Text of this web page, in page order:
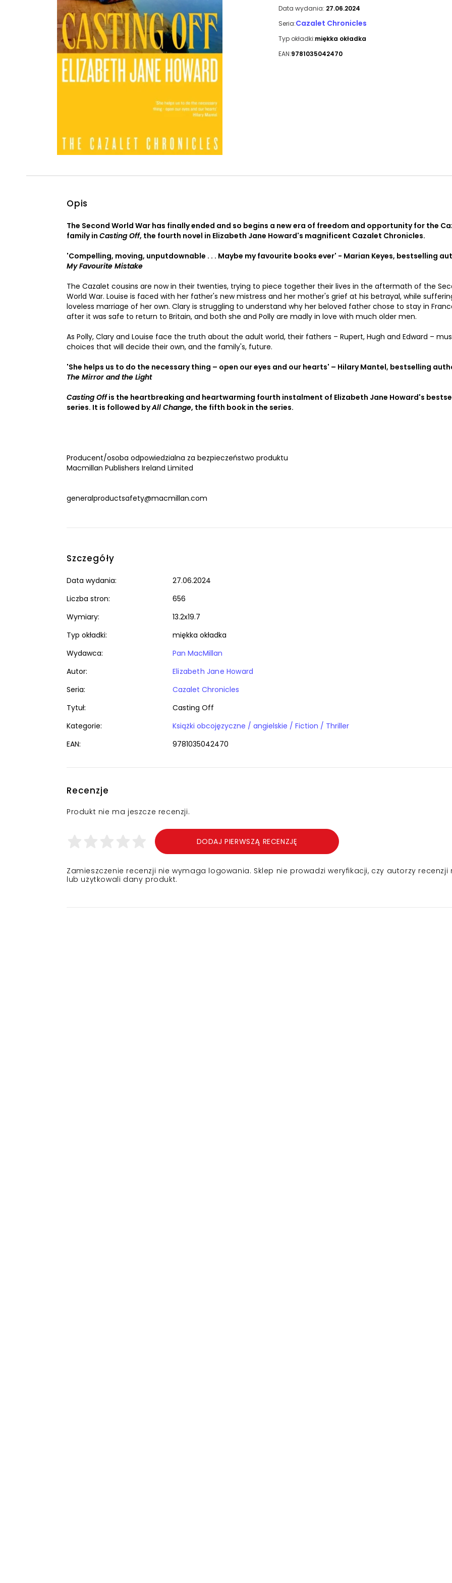
Data wydania: 27.06.2024
Seria:Cazalet Chronicles
Typ okładki:miękka okładka
EAN:9781035042470
Opis
The Second World War has finally ended and so begins a new era of freedom and opportunity for the
family in Casting Off, the fourth novel in Elizabeth Jane Howard's magnificent Cazalet Chronicles.
'Compelling, moving, unputdownable . . . Maybe my favourite books ever' - Marian Keyes, bestselling
My Favourite Mistake
The Cazalet cousins are now in their twenties, trying to piece together their lives in the aftermath of the
World War. Louise is faced with her father's new mistress and her mother's grief at his betrayal, while
loveless marriage of her own. Clary is struggling to understand why her beloved father chose to stay in
after it was safe to return to Britain, and both she and Polly are madly in love with much older men.
As Polly, Clary and Louise face the truth about the adult world, their fathers – Rupert, Hugh and Edward –
choices that will decide their own, and the family's, future.
'She helps us to do the necessary thing – open our eyes and our hearts' – Hilary Mantel, bestselling
The Mirror and the Light
Casting Offis the heartbreaking and heartwarming fourth instalment of Elizabeth Jane Howard's
series. It is followed byAll Change, the fifth book in the series.
Producent/osoba odpowiedzialna za bezpieczeństwo produktu
Macmillan Publishers Ireland Limited
generalproductsafety@macmillan.com
Szczegóły
Data wydania:
27.06.2024
Liczba stron:
656
Wymiary:
13.2x19.7
Typ okładki:
miękka okładka
Wydawca:
Pan MacMillan
Autor:
Elizabeth Jane Howard
Seria:
Cazalet Chronicles
Tytuł:
Casting Off
Kategorie:
Książki obcojęzyczne / angielskie / Fiction / Thriller
EAN:
9781035042470
Recenzje
Produkt nie ma jeszcze recenzji.
DODAJ PIERWSZĄ RECENZJĘ
Zamieszczenie recenzji nie wymaga logowania. Sklep nie prowadzi weryfikacji, czy autorzy recenzji
lub użytkowali dany produkt.
Powiększony kursor
Pomoc w czytaniu
Podkreślenie linków